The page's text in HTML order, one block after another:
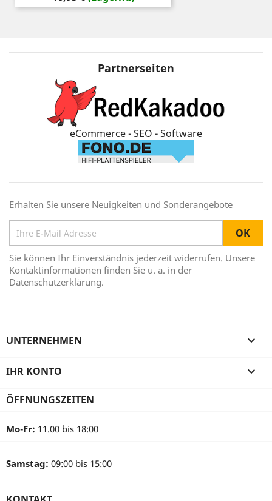
Partnerseiten
eCommerce - SEO - Software
Erhalten Sie unsere Neuigkeiten und Sonderangebote
Sie können Ihr Einverständnis jederzeit widerrufen. Unsere
Kontaktinformationen finden Sie u. a. in der
Datenschutzerklärung.
UNTERNEHMEN 
IHR KONTO 
ÖFFNUNGSZEITEN
Mo-Fr: 11.00 bis 18:00
Samstag: 09:00 bis 15:00